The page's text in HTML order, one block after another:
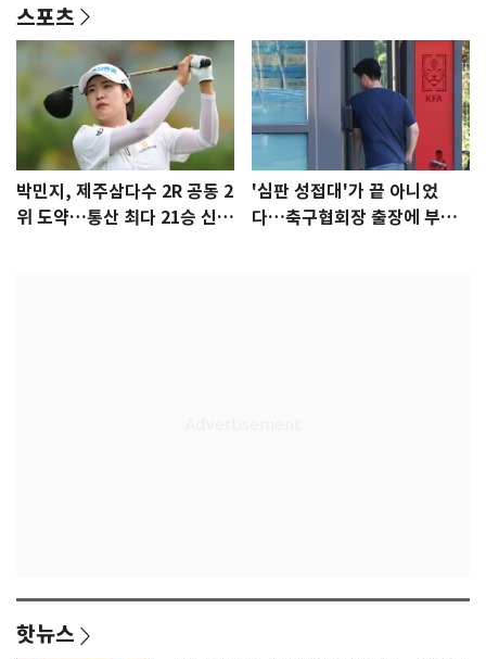
스포츠
박민지, 제주삼다수 2R 공동 2
위 도약…통산 최다 21승 신기
'심판 성접대'가 끝 아니었
다…축구협회장 출장에 부인
핫뉴스